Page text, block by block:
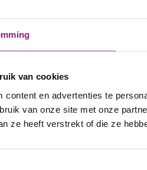
van cookies
content en advertenties te
van onze site met onze
ze heeft verstrekt of die ze